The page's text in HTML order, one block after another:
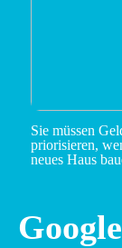
Sie müssen
priorisieren,
neues Haus